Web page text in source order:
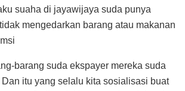
suaha di jayawijaya suda punya
mengedarkan barang atau makanan
barang suda ekspayer mereka suda
itu yang selalu kita sosialisasi buat